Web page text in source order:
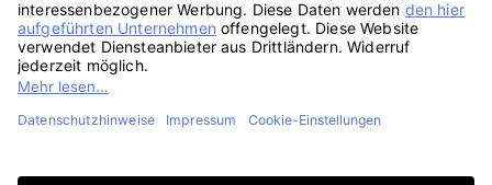
PayPal Visa MasterCardKlarna Sepa